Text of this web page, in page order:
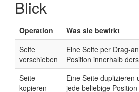
Blick
Operation
Was sie bewirkt
Seite
verschieben
Eine Seite per Drag-
Position innerhalb
Seite
kopieren
Eine Seite duplizieren
jede beliebige